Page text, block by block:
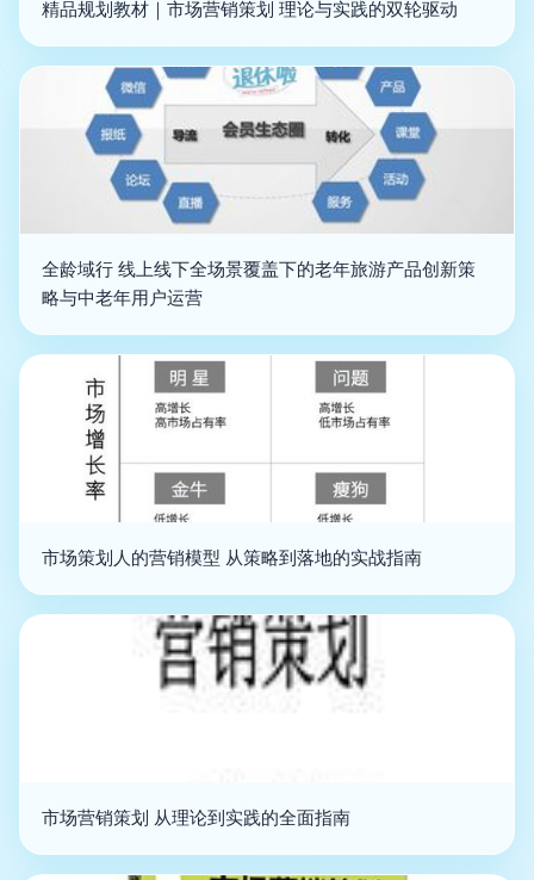
精品规划教材｜市场营销策划 理论与实践的双轮驱动
全龄域行 线上线下全场景覆盖下的老年旅游产品创新策
略与中老年用户运营
市场策划人的营销模型 从策略到落地的实战指南
市场营销策划 从理论到实践的全面指南